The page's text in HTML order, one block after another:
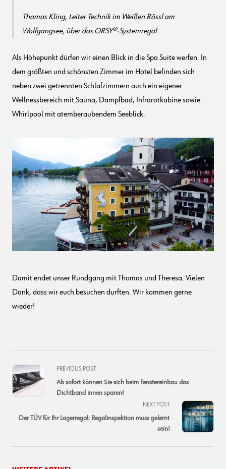
Thomas Kling, Leiter Technik im Weißen Rössl am
Wolfgangsee, über das ORSY®-Systemregal
Als Höhepunkt dürfen wir einen Blick in die Spa Suite werfen. In
dem größten und schönsten Zimmer im Hotel befinden sich
neben zwei getrennten Schlafzimmern auch ein eigener
Wellnessbereich mit Sauna, Dampfbad, Infrarotkabine sowie
Whirlpool mit atemberaubendem Seeblick.
Damit endet unser Rundgang mit Thomas und Theresa. Vielen
Dank, dass wir euch besuchen durften. Wir kommen gerne
wieder!
<span
class="nav-
subtitle
reader-
PREVIOUS POST
Ab sofort können Sie sich beim Fenstereinbau das
Dichtband innen sparen!
NEXT POST
Der TÜV für Ihr Lagerregal: Regalinspektion muss gelernt
sein!